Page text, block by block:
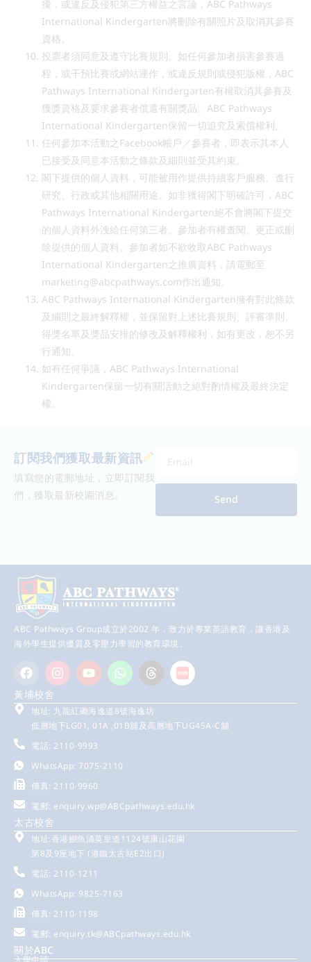
擾，或違反及侵犯第三方權益之言論，ABC Pathways
International Kindergarten將刪除有關照片及取消其參賽
資格。
投票者須同意及遵守比賽規則。如任何參加者損害參賽過
程，或干預比賽或網站運作，或違反規則或侵犯版權，ABC
Pathways International Kindergarten有權取消其參賽及
獲獎資格及要求參賽者償還有關獎品。ABC Pathways
International Kindergarten保留一切追究及索償權利。
任何參加本活動之Facebook帳戶／參賽者，即表示其本人
已接受及同意本活動之條款及細則並受其約束。
閣下提供的個人資料，可能被用作提供持續客戶服務、進行
研究、行政或其他相關用途。如非獲得閣下明確許可，ABC
Pathways International Kindergarten絕不會將閣下提交
的個人資料外洩給任何第三者。參加者有權查閱、更正或刪
除提供的個人資料。參加者如不欲收取ABC Pathways
International Kindergarten之推廣資料，請電郵至
marketing@abcpathways.com作出通知。
ABC Pathways International Kindergarten擁有對此條款
及細則之最終解釋權，並保留對上述比賽規則、評審準則、
得獎名單及獎品安排的修改及解釋權利，如有更改，恕不另
行通知。
如有任何爭議，ABC Pathways International
Kindergarten保留一切有關活動之絕對酌情權及最終決定
權。
訂閱我們獲取最新資訊
填寫您的電郵地址，立即訂閱我
們，獲取最新校園消息。
Send
ABC Pathways Group成立於2002 年，致力於專業英語教育，讓香港及
海外學生提供優質及零壓力學習的教育環境。
黃埔校舍
地址: 九龍紅磡海逸道8號海逸坊
低層地下LG01, 01A ,01B舖及高層地下UG45A-C舖
電話: 2110-9993
WhatsApp: 7075-2110
傳真: 2110-9960
電郵: enquiry.wp@ABCpathways.edu.hk
太古校舍
地址:香港鰂魚涌英皇道1124號康山花園
第8及9座地下 (港鐵太古站E2出口)
電話: 2110-1211
WhatsApp: 9825-7163
傳真: 2110-1198
電郵: enquiry.tk@ABCpathways.edu.hk
關於ABC